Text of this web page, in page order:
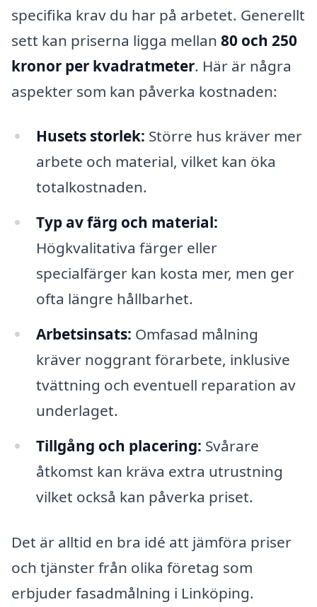
specifika krav du har på arbetet. Generellt
sett kan priserna ligga mellan 80 och 250
kronor per kvadratmeter. Här är några
aspekter som kan påverka kostnaden:
Husets storlek: Större hus kräver mer
arbete och material, vilket kan öka
totalkostnaden.
Typ av färg och material:
Högkvalitativa färger eller
specialfärger kan kosta mer, men ger
ofta längre hållbarhet.
Arbetsinsats: Omfasad målning
kräver noggrant förarbete, inklusive
tvättning och eventuell reparation av
underlaget.
Tillgång och placering: Svårare
åtkomst kan kräva extra utrustning
vilket också kan påverka priset.
Det är alltid en bra idé att jämföra priser
och tjänster från olika företag som
erbjuder fasadmålning i Linköping.